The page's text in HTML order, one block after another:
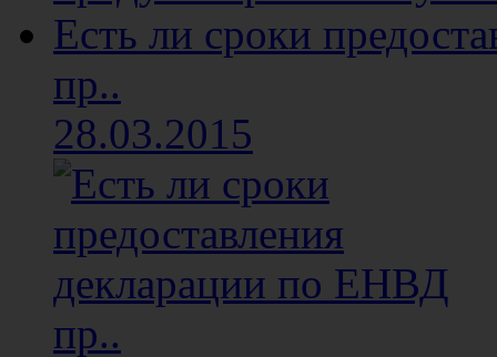
Есть ли сроки
пр..
28.03.2015